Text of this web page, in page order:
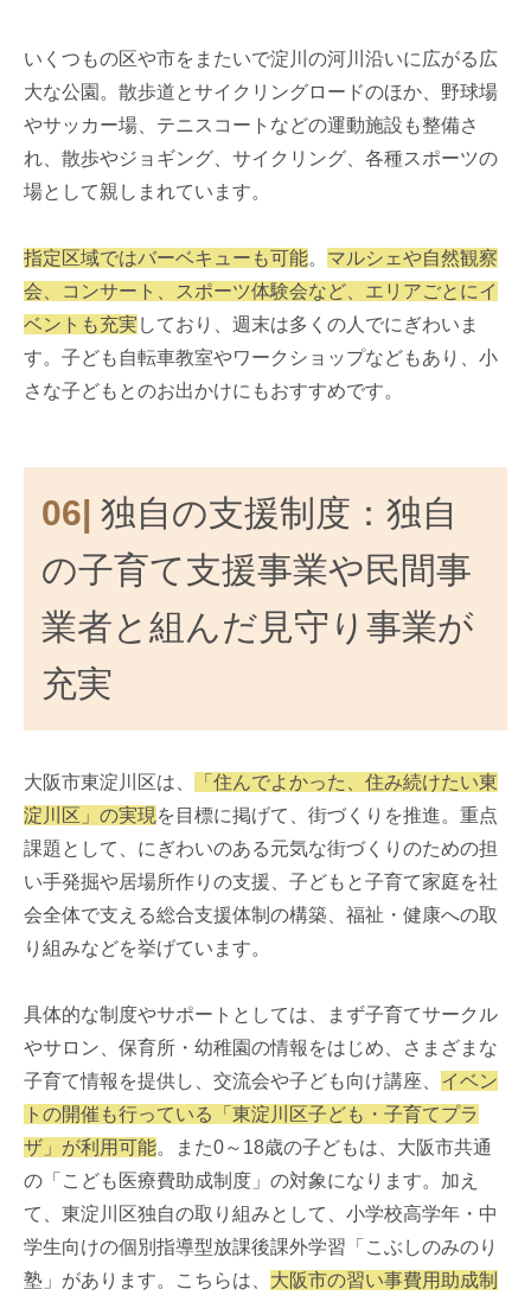
いくつもの区や市をまたいで淀川の河川沿いに広がる広
大な公園。散歩道とサイクリングロードのほか、野球場
やサッカー場、テニスコートなどの運動施設も整備さ
れ、散歩やジョギング、サイクリング、各種スポーツの
場として親しまれています。
指定区域ではバーベキューも可能。 マルシェや自然観察
会、コンサート、スポーツ体験会など、エリアごとにイ
ベントも充実 しており、週末は多くの人でにぎわいま
す。子ども自転車教室やワークショップなどもあり、小
さな子どもとのお出かけにもおすすめです。
06| 独自の支援制度：独自
の子育て支援事業や民間事
業者と組んだ見守り事業が
充実
大阪市東淀川区は、
「住んでよかった、住み続けたい東
淀川区」の実現 を目標に掲げて、街づくりを推進。重点
課題として、にぎわいのある元気な街づくりのための担
い手発掘や居場所作りの支援、子どもと子育て家庭を社
会全体で支える総合支援体制の構築、福祉・健康への取
り組みなどを挙げています。
具体的な制度やサポートとしては、まず子育てサークル
やサロン、保育所・幼稚園の情報をはじめ、さまざまな
子育て情報を提供し、交流会や子ども向け講座、 イベン
トの開催も行っている「東淀川区子ども・子育てプラ
ザ」が利用可能。また0～18歳の子どもは、大阪市共通
の「こども医療費助成制度」の対象になります。加え
て、東淀川区独自の取り組みとして、小学校高学年・中
学生向けの個別指導型放課後課外学習「こぶしのみのり
塾」があります。こちらは、 大阪市の習い事費用助成制